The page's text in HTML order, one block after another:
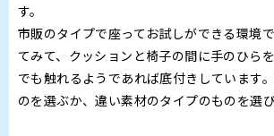
す。
市販のタイプで座ってお試しができる環境
てみて、クッションと椅子の間に手のひら
でも触れるようであれば底付きしています
のを選ぶか、違い素材のタイプのものを選び